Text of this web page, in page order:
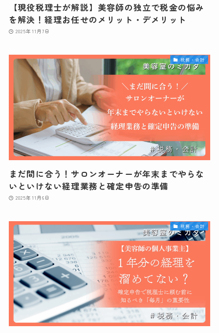
【現役税理士が解説】美容師の独立で税金の悩み
を解決！経理お任せのメリット・デメリット
2025年11月7日
税務・会計
まだ間に合う！サロンオーナーが年末までやらな
いといけない経理業務と確定申告の準備
2025年11月6日
税務・会計